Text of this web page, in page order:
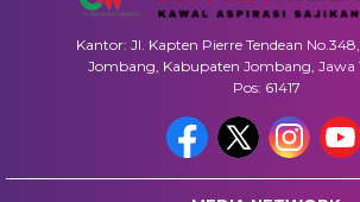
Kantor: Jl. Kapten Pierre Tendean
Jombang, Kabupaten Jombang, Jawa
Pos: 61417